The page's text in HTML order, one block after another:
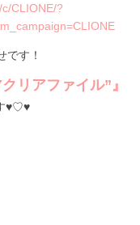
CLIONE/?
です！
リアファイル”』
♥♡♥